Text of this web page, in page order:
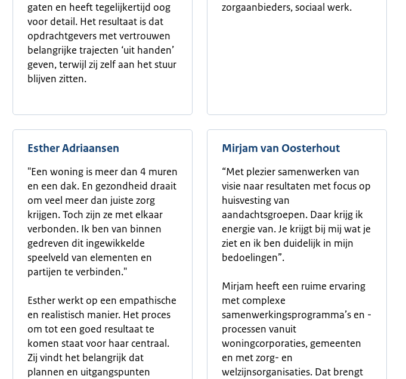
gaten en heeft tegelijkertijd oog
voor detail. Het resultaat is dat
opdrachtgevers met vertrouwen
belangrijke trajecten ‘uit handen’
geven, terwijl zij zelf aan het stuur
blijven zitten.
zorgaanbieders, sociaal werk.
Esther Adriaansen
"Een woning is meer dan 4 muren
en een dak. En gezondheid draait
om veel meer dan juiste zorg
krijgen. Toch zijn ze met elkaar
verbonden. Ik ben van binnen
gedreven dit ingewikkelde
speelveld van elementen en
partijen te verbinden."
Esther werkt op een empathische
en realistisch manier. Het proces
om tot een goed resultaat te
komen staat voor haar centraal.
Zij vindt het belangrijk dat
plannen en uitgangspunten
Mirjam van Oosterhout
“Met plezier samenwerken van
visie naar resultaten met focus op
huisvesting van
aandachtsgroepen. Daar krijg ik
energie van. Je krijgt bij mij wat je
ziet en ik ben duidelijk in mijn
bedoelingen”.
Mirjam heeft een ruime ervaring
met complexe
samenwerkingsprogramma’s en -
processen vanuit
woningcorporaties, gemeenten
en met zorg- en
welzijnsorganisaties. Dat brengt